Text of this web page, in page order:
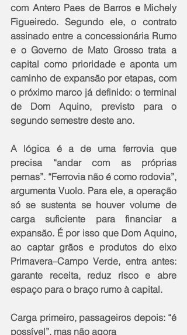
com Antero Paes de Barros e Michely
Figueiredo. Segundo ele, o contrato
assinado entre a concessionária Rumo
e o Governo de Mato Grosso trata a
capital como prioridade e aponta um
caminho de expansão por etapas, com
o próximo marco já definido: o terminal
de Dom Aquino, previsto para o
segundo semestre deste ano.
A lógica é a de uma ferrovia que
precisa “andar com as próprias
pernas”. “Ferrovia não é como rodovia”,
argumenta Vuolo. Para ele, a operação
só se sustenta se houver volume de
carga suficiente para financiar a
expansão. É por isso que Dom Aquino,
ao captar grãos e produtos do eixo
Primavera–Campo Verde, entra antes:
garante receita, reduz risco e abre
espaço para o braço rumo à capital.
Carga primeiro, passageiros depois: “é
possível”, mas não agora